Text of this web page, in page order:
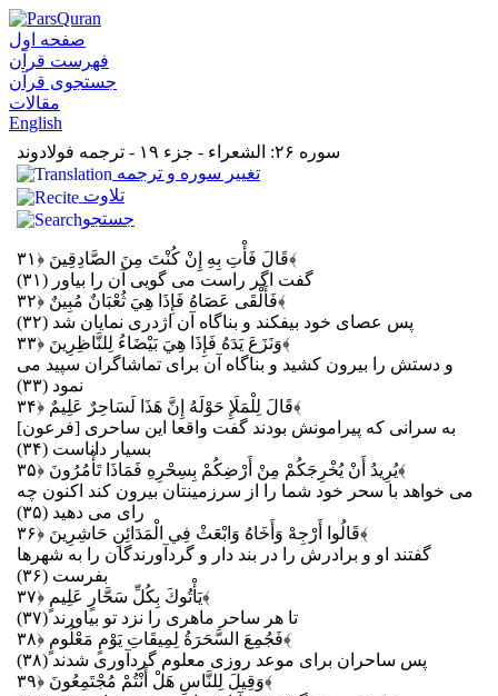
صفحه اول
فهرست قرآن
جستجوی قرآن
مقالات
English
سوره ۲۶: الشعراء - جزء ۱۹ - ترجمه فولادوند
تغيير سوره و ترجمه
تلاوت
جستجو
قَالَ فَأْتِ بِهِ إِنْ كُنْتَ مِنَ الصَّادِقِينَ﴿۳۱﴾
گفت اگر راست مى‏ گويى آن را بياور (۳۱)
فَأَلْقَى عَصَاهُ فَإِذَا هِيَ ثُعْبَانٌ مُبِينٌ﴿۳۲﴾
پس عصاى خود بيفكند و بناگاه آن اژدرى نمايان شد (۳۲)
وَنَزَعَ يَدَهُ فَإِذَا هِيَ بَيْضَاءُ لِلنَّاظِرِينَ﴿۳۳﴾
و دستش را بيرون كشيد و بناگاه آن براى تماشاگران سپيد مى
‏نمود (۳۳)
قَالَ لِلْمَلَإِ حَوْلَهُ إِنَّ هَذَا لَسَاحِرٌ عَلِيمٌ﴿۳۴﴾
[فرعون] به سرانى كه پيرامونش بودند گفت واقعا اين ساحرى
بسيار داناست (۳۴)
يُرِيدُ أَنْ يُخْرِجَكُمْ مِنْ أَرْضِكُمْ بِسِحْرِهِ فَمَاذَا تَأْمُرُونَ﴿۳۵﴾
مى‏ خواهد با سحر خود شما را از سرزمينتان بيرون كند اكنون چه
راى مى‏ دهيد (۳۵)
قَالُوا أَرْجِهْ وَأَخَاهُ وَابْعَثْ فِي الْمَدَائِنِ حَاشِرِينَ﴿۳۶﴾
گفتند او و برادرش را در بند دار و گردآورندگان را به شهرها
بفرست (۳۶)
يَأْتُوكَ بِكُلِّ سَحَّارٍ عَلِيمٍ﴿۳۷﴾
تا هر ساحر ماهرى را نزد تو بياورند (۳۷)
فَجُمِعَ السَّحَرَةُ لِمِيقَاتِ يَوْمٍ مَعْلُومٍ﴿۳۸﴾
پس ساحران براى موعد روزى معلوم گردآورى شدند (۳۸)
وَقِيلَ لِلنَّاسِ هَلْ أَنْتُمْ مُجْتَمِعُونَ﴿۳۹﴾